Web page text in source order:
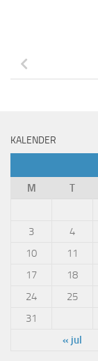
KALENDER
M
T
3
4
10
11
17
18
24
25
31
« jul